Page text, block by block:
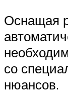
Оснащая
со
нюансов.